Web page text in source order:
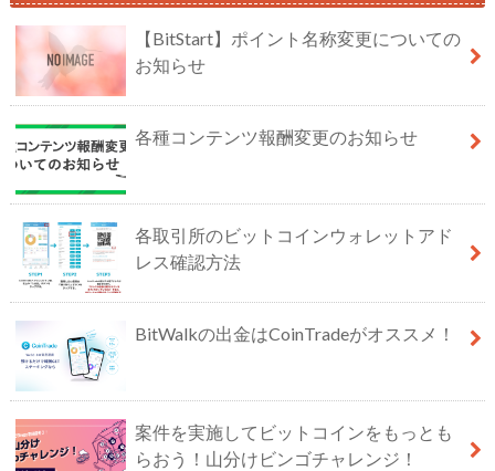
【BitStart】ポイント名称変更についての
お知らせ
各種コンテンツ報酬変更のお知らせ
各取引所のビットコインウォレットアド
レス確認方法
BitWalkの出金はCoinTradeがオススメ！
案件を実施してビットコインをもっとも
らおう！山分けビンゴチャレンジ！